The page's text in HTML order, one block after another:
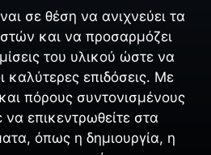
σε θέση να ανιχνεύει τα
και να προσαρμόζει
του υλικού ώστε να
καλύτερες επιδόσεις. Με
πόρους συντονισμένους
να επικεντρωθείτε στα
όπως η δημιουργία, η